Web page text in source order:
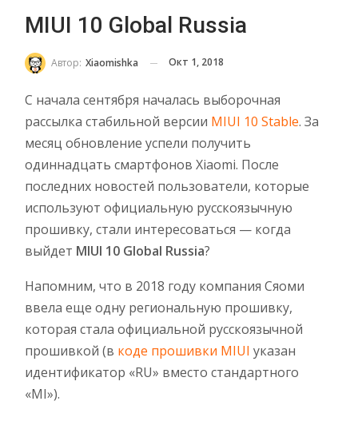
MIUI 10 Global Russia
Автор: Xiaomishka Окт 1, 2018
С начала сентября началась выборочная
рассылка стабильной версии MIUI 10 Stable. За
месяц обновление успели получить
одиннадцать смартфонов Xiaomi. После
последних новостей пользователи, которые
используют официальную русскоязычную
прошивку, стали интересоваться — когда
выйдет MIUI 10 Global Russia?
Напомним, что в 2018 году компания Сяоми
ввела еще одну региональную прошивку,
которая стала официальной русскоязычной
прошивкой (в коде прошивки MIUI указан
идентификатор «RU» вместо стандартного
«MI»).